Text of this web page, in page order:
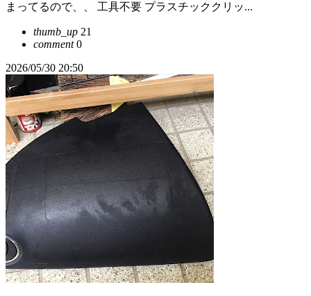
まってるので、、 工具不要 プラスチッククリッ...
thumb_up 21
comment0
2026/05/30 20:50